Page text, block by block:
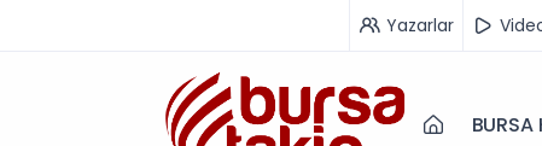
Yazarlar
BURSA